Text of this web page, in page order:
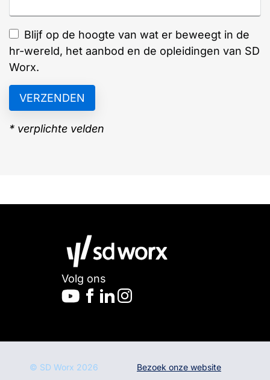
Blijf op de hoogte van wat er beweegt in de
hr-wereld, het aanbod en de opleidingen van SD
Worx.
* verplichte velden
Volg ons
© SD Worx 2026 Bezoek onze website